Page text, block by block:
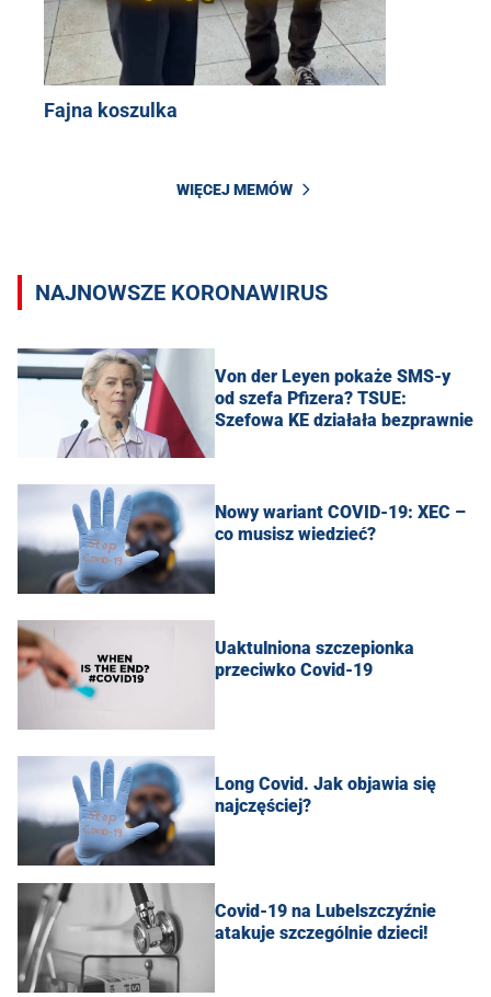
Fajna koszulka
WIĘCEJ MEMÓW
NAJNOWSZE KORONAWIRUS
Von der Leyen pokaże SMS-y
od szefa Pfizera? TSUE:
Szefowa KE działała bezprawnie
Nowy wariant COVID-19: XEC –
co musisz wiedzieć?
Uaktulniona szczepionka
przeciwko Covid-19
Long Covid. Jak objawia się
najczęściej?
Covid-19 na Lubelszczyźnie
atakuje szczególnie dzieci!